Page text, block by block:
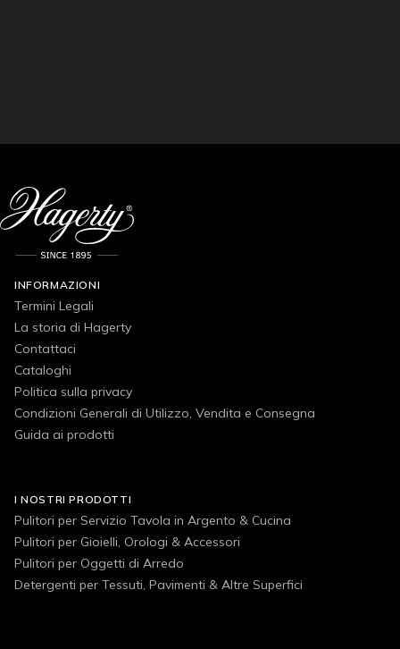
INFORMAZIONI
Termini Legali
La storia di Hagerty
Contattaci
Cataloghi
Politica sulla privacy
Condizioni Generali di Utilizzo, Vendita e Consegna
Guida ai prodotti
I NOSTRI PRODOTTI
Pulitori per Servizio Tavola in Argento & Cucina
Pulitori per Gioielli, Orologi & Accessori
Pulitori per Oggetti di Arredo
Detergenti per Tessuti, Pavimenti & Altre Superfici